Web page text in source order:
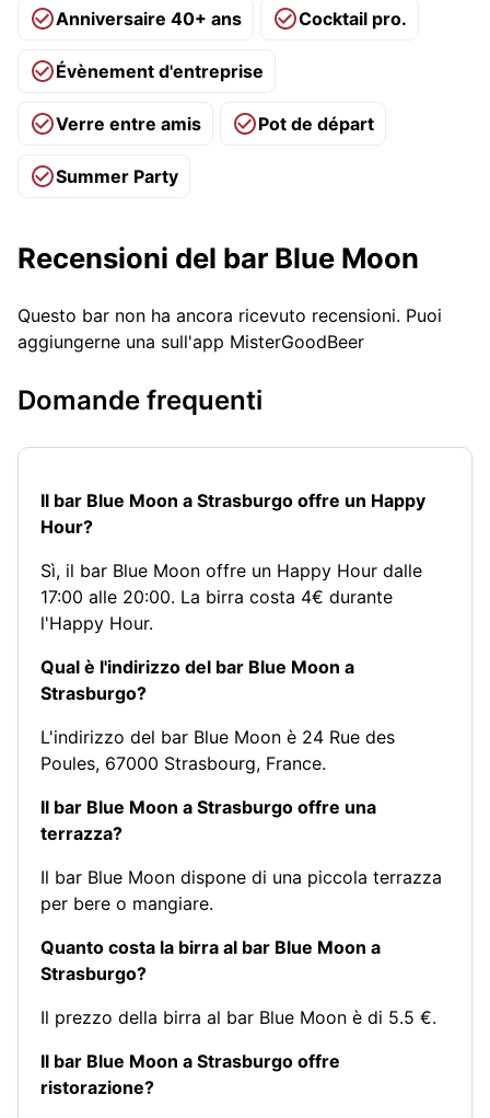
Anniversaire 40+ ans Cocktail pro.
Évènement d'entreprise
Verre entre amis Pot de départ
Summer Party
Recensioni del bar Blue Moon
Questo bar non ha ancora ricevuto recensioni. Puoi
aggiungerne una sull'app MisterGoodBeer
Domande frequenti
Il bar Blue Moon a Strasburgo offre un Happy
Hour?
Sì, il bar Blue Moon offre un Happy Hour dalle
17:00 alle 20:00. La birra costa 4€ durante
l'Happy Hour.
Qual è l'indirizzo del bar Blue Moon a
Strasburgo?
L'indirizzo del bar Blue Moon è 24 Rue des
Poules, 67000 Strasbourg, France.
Il bar Blue Moon a Strasburgo offre una
terrazza?
Il bar Blue Moon dispone di una piccola terrazza
per bere o mangiare.
Quanto costa la birra al bar Blue Moon a
Strasburgo?
Il prezzo della birra al bar Blue Moon è di 5.5 €.
Il bar Blue Moon a Strasburgo offre
ristorazione?